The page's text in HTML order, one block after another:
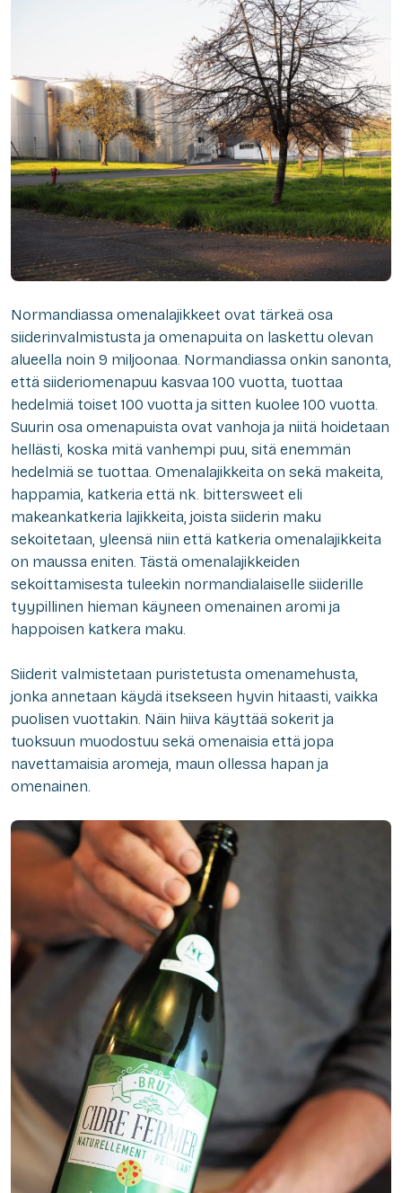
Normandiassa omenalajikkeet ovat tärkeä osa
siiderinvalmistusta ja omenapuita on laskettu olevan
alueella noin 9 miljoonaa. Normandiassa onkin sanonta,
että siideriomenapuu kasvaa 100 vuotta, tuottaa
hedelmiä toiset 100 vuotta ja sitten kuolee 100 vuotta.
Suurin osa omenapuista ovat vanhoja ja niitä hoidetaan
hellästi, koska mitä vanhempi puu, sitä enemmän
hedelmiä se tuottaa. Omenalajikkeita on sekä makeita,
happamia, katkeria että nk. bittersweet eli
makeankatkeria lajikkeita, joista siiderin maku
sekoitetaan, yleensä niin että katkeria omenalajikkeita
on maussa eniten. Tästä omenalajikkeiden
sekoittamisesta tuleekin normandialaiselle siiderille
tyypillinen hieman käyneen omenainen aromi ja
happoisen katkera maku.
Siiderit valmistetaan puristetusta omenamehusta,
jonka annetaan käydä itsekseen hyvin hitaasti, vaikka
puolisen vuottakin. Näin hiiva käyttää sokerit ja
tuoksuun muodostuu sekä omenaisia että jopa
navettamaisia aromeja, maun ollessa hapan ja
omenainen.